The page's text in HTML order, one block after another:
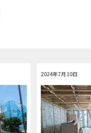
2024年7月10日